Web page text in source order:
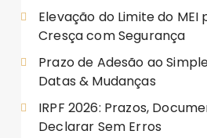
Elevação do Limite do MEI
Cresça com Segurança
Prazo de Adesão ao
Datas & Mudanças
IRPF 2026: Prazos,
Declarar Sem Erros